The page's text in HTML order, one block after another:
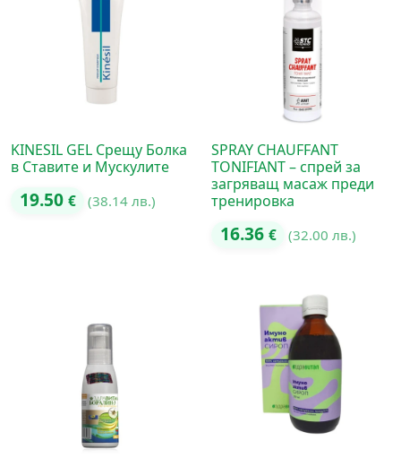
KINESIL GEL Срещу Болка
в Ставите и Мускулите
19.50 € (38.14 лв.)
SPRAY CHAUFFANT
TONIFIANT – спрей за
загряващ масаж преди
тренировка
16.36 € (32.00 лв.)